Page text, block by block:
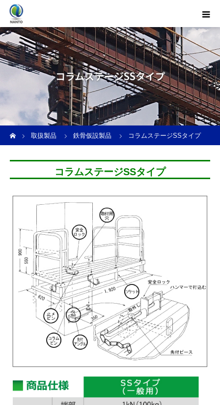
コラムステージSSタイプ
取扱製品
鉄骨仮設製品 コラムステージSSタイプ
コラムステージSSタイプ